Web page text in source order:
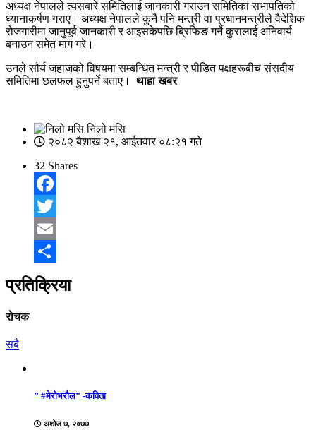
अध्यक्ष नेपालले त्यसबारे समितिलाई जानकारी गराउन समितिका सभापतिको
ध्यानाकर्षण गराए। अध्यक्ष नेपालले कुनै पनि मन्त्री वा प्रधानमन्त्रीले वैदेशिक
रोजगारीमा जानुपूर्व जानकारी र आइसकेपछि ब्रिफिङ गर्ने कुरालाई अनिवार्य
बनाउन समेत माग गरे।
उनले सौर्य जहाजको विषयमा सम्बन्धित मन्त्री र पीडित पक्षहरूबीच संसदीय
समितिमा छलफल हुनुपर्ने बताए।
थाहा खबर
निलो मसि
२०८२ बैशाख २१, आईतवार ०८:२१ गते
32 Shares
Facebook
Twitter
Email
Share
प्रतिक्रिया
रोचक
सबै
” #मेरोभरौल” -कविता
अशोज ७, २०७७